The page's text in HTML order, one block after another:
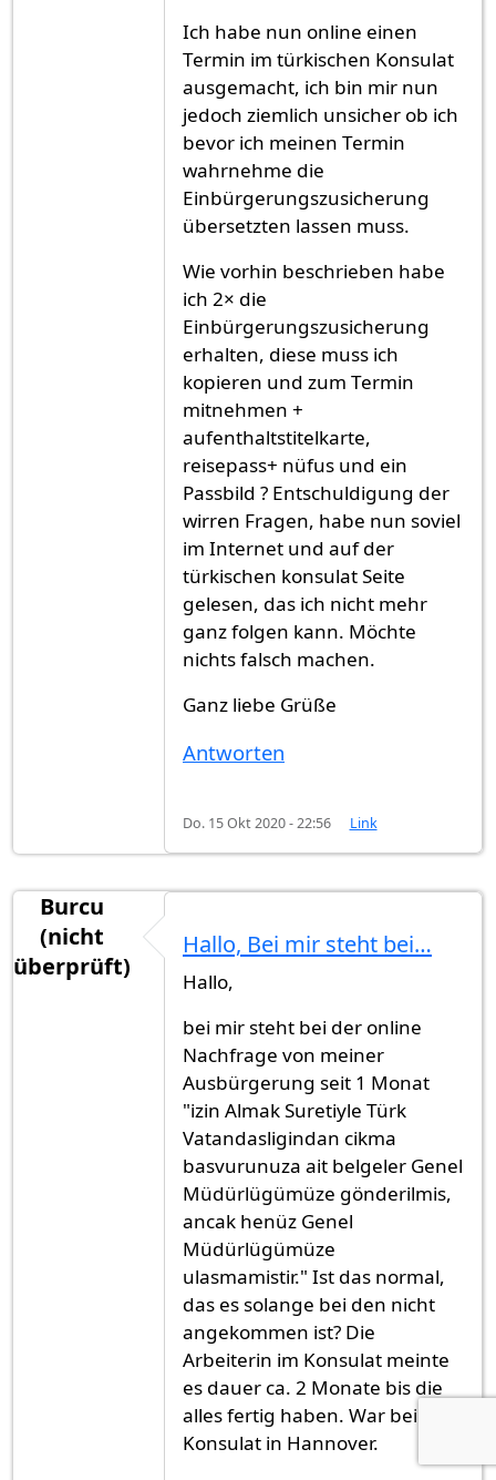
Ich habe nun online einen
Termin im türkischen Konsulat
ausgemacht, ich bin mir nun
jedoch ziemlich unsicher ob ich
bevor ich meinen Termin
wahrnehme die
Einbürgerungszusicherung
übersetzten lassen muss.
Wie vorhin beschrieben habe
ich 2× die
Einbürgerungszusicherung
erhalten, diese muss ich
kopieren und zum Termin
mitnehmen +
aufenthaltstitelkarte,
reisepass+ nüfus und ein
Passbild ? Entschuldigung der
wirren Fragen, habe nun soviel
im Internet und auf der
türkischen konsulat Seite
gelesen, das ich nicht mehr
ganz folgen kann. Möchte
nichts falsch machen.
Ganz liebe Grüße
Antworten
Do. 15 Okt 2020 - 22:56 Link
Burcu
(nicht
überprüft)
Hallo, Bei mir steht bei…
Hallo,
bei mir steht bei der online
Nachfrage von meiner
Ausbürgerung seit 1 Monat
"izin Almak Suretiyle Türk
Vatandasligindan cikma
basvurunuza ait belgeler Genel
Müdürlügümüze gönderilmis,
ancak henüz Genel
Müdürlügümüze
ulasmamistir." Ist das normal,
das es solange bei den nicht
angekommen ist? Die
Arbeiterin im Konsulat meinte
es dauer ca. 2 Monate bis die
alles fertig haben. War beim
Konsulat in Hannover.